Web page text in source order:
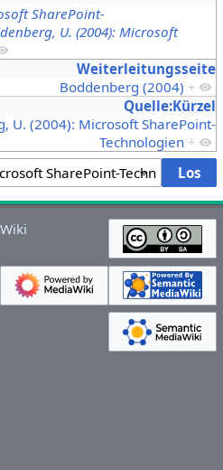
SharePoint-
U. (2004): Microsoft
Weiterleitungsseite
Boddenberg (2004) +
Quelle:Kürzel
U. (2004): Microsoft SharePoint-
Technologien +